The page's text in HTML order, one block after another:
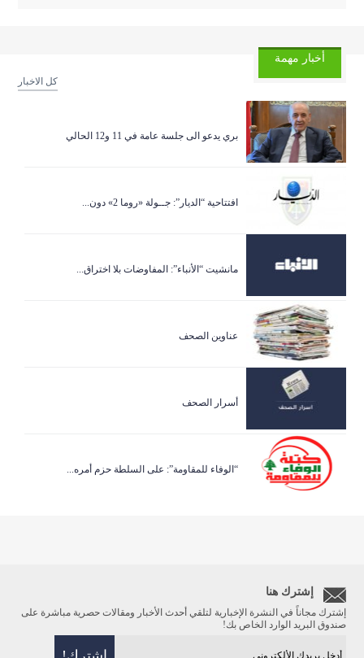
أخبار مهمة
كل الاخبار
بري يدعو الى جلسة عامة في 11 و12 الحالي
افتتاحية “الديار”: جــولة «روما 2» دون...
مانشيت “الأنباء”: المفاوضات بلا اختراق...
عناوين الصحف
أسرار الصحف
“الوفاء للمقاومة”: على السلطة حزم أمره...
إشترك هنا
إشترك مجاناً في النشرة الإخبارية لتلقي أحدث الأخبار ومقالات حصرية مباشرة على
صندوق البريد الوارد الخاص بك!